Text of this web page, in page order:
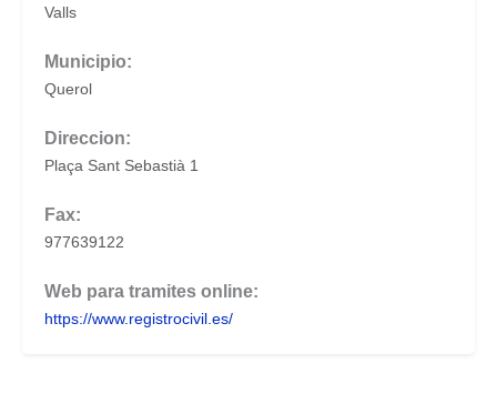
Valls
Municipio:
Querol
Direccion:
Plaça Sant Sebastià 1
Fax:
977639122
Web para tramites online:
https://www.registrocivil.es/